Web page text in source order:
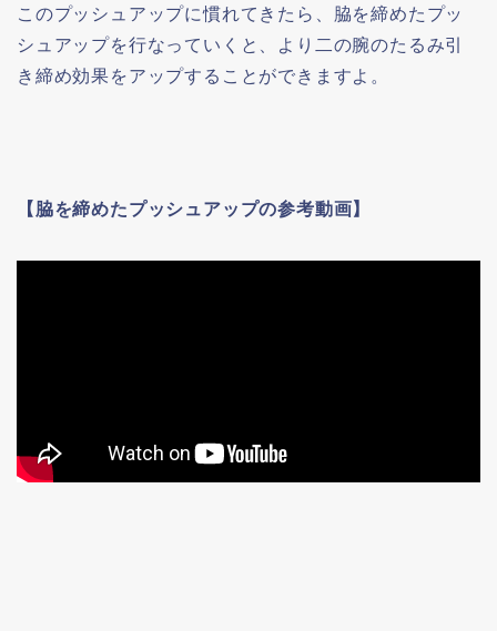
このプッシュアップに慣れてきたら、脇を締めたプッ
シュアップを行なっていくと、より二の腕のたるみ引
き締め効果をアップすることができますよ。
【脇を締めたプッシュアップの参考動画】